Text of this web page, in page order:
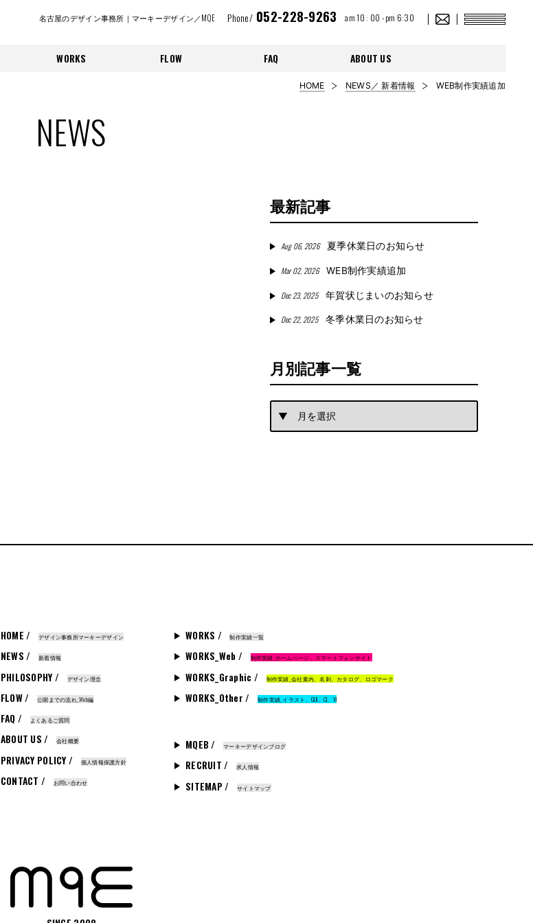
名古屋のデザイン事務所｜マーキーデザイン／MQE Phone/052-228-9263 am 10 : 00 - pm 6:30
WORKS FLOW FAQ ABOUT US
HOME NEWS／ 新着情報 WEB制作実績追加
NEWS
最新記事
Aug 06, 2026 夏季休業日のお知らせ
Mar 02, 2026 WEB制作実績追加
Dec 23, 2025 年賀状じまいのお知らせ
Dec 22, 2025 冬季休業日のお知らせ
月別記事一覧
HOME / デザイン事務所マーキーデザイン
NEWS / 新着情報
PHILOSOPHY / デザイン理念
FLOW / 公開までの流れ_Web編
FAQ / よくあるご質問
ABOUT US / 会社概要
PRIVACY POLICY / 個人情報保護方針
CONTACT / お問い合わせ
WORKS / 制作実績一覧
WORKS_Web / 制作実績_ホームページ、スマートフォンサイト
WORKS_Graphic / 制作実績_会社案内、名刺、カタログ、ロゴマーク
WORKS_Other / 制作実績_イラスト、GUI、CI、VI
MQEB / マーキーデザインブログ
RECRUIT / 求人情報
SITEMAP / サイトマップ